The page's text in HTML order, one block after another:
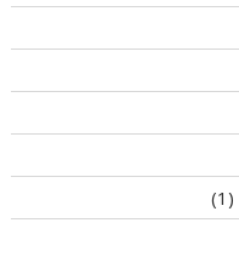
(1)